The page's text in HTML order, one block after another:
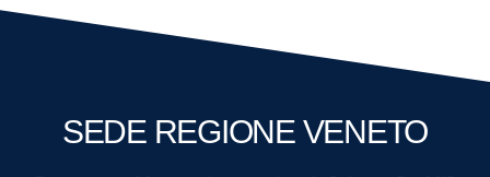
SEDE REGIONE VENETO